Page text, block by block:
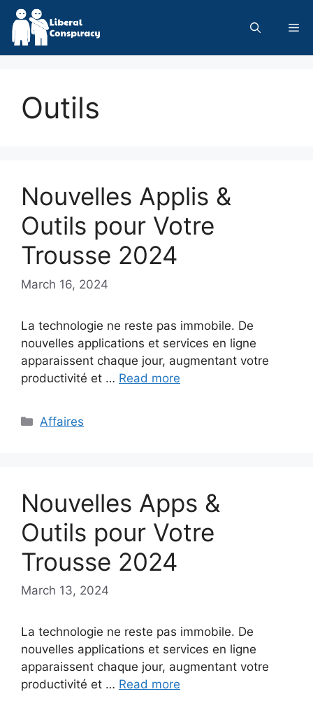
Skip
content
Outils
Nouvelles Applis &
Outils pour Votre
Trousse 2024
March 16, 2024
La technologie ne reste pas immobile. De
nouvelles applications et services en ligne
apparaissent chaque jour, augmentant votre
productivité et … Read more
Categories
Affaires
Nouvelles Apps &
Outils pour Votre
Trousse 2024
March 13, 2024
La technologie ne reste pas immobile. De
nouvelles applications et services en ligne
apparaissent chaque jour, augmentant votre
productivité et … Read more